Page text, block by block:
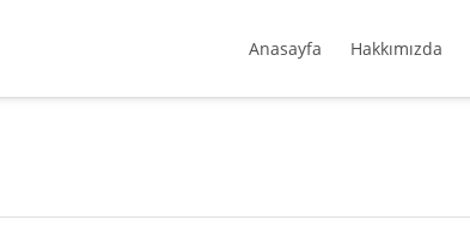
Anasayfa Hakkımızda